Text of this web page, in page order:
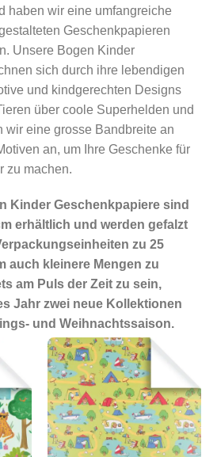
haben wir eine umfangreiche
Geschenkpapieren
Unsere Bogen Kinder
sich durch ihre lebendigen
und kindgerechten Designs
über coole Superhelden und
eine grosse Bandbreite an
an, um Ihre Geschenke für
zu machen.
Kinder Geschenkpapiere sind
erhältlich und werden gefalzt
zu 25
auch kleinere Mengen zu
am Puls der Zeit zu sein,
Jahr zwei neue Kollektionen
und Weihnachtssaison.